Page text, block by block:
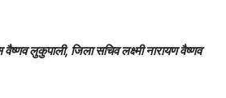
लुकुपाली, जिला सचिव लक्ष्मी नारायण वैष्णव